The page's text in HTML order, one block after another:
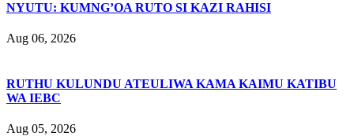
NYUTU: KUMNG’OA RUTO SI KAZI RAHISI
Aug 06, 2026
RUTHU KULUNDU ATEULIWA KAMA KAIMU KATIBU
WA IEBC
Aug 05, 2026